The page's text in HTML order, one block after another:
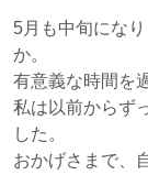
5月も中旬にな
か。
有意義な時間を
私は以前からず
した。
おかげさまで、